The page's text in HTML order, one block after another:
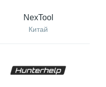
NexTool
Китай